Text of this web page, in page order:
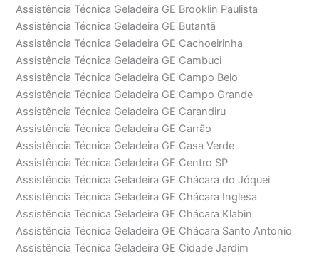
Assistência Técnica Geladeira GE Brooklin Paulista
Assistência Técnica Geladeira GE Butantã
Assistência Técnica Geladeira GE Cachoeirinha
Assistência Técnica Geladeira GE Cambuci
Assistência Técnica Geladeira GE Campo Belo
Assistência Técnica Geladeira GE Campo Grande
Assistência Técnica Geladeira GE Carandiru
Assistência Técnica Geladeira GE Carrão
Assistência Técnica Geladeira GE Casa Verde
Assistência Técnica Geladeira GE Centro SP
Assistência Técnica Geladeira GE Chácara do Jóquei
Assistência Técnica Geladeira GE Chácara Inglesa
Assistência Técnica Geladeira GE Chácara Klabin
Assistência Técnica Geladeira GE Chácara Santo Antonio
Assistência Técnica Geladeira GE Cidade Jardim